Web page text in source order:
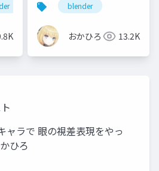
blender
おかひろ 13.2K
ャラで 眼の視差表現をやっ
ひろ